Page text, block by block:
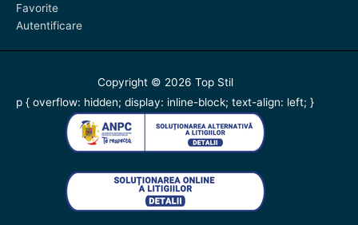
Favorite
Autentificare
Copyright © 2026 Top Stil
p { overflow: hidden; display: inline-block; text-align: left; }